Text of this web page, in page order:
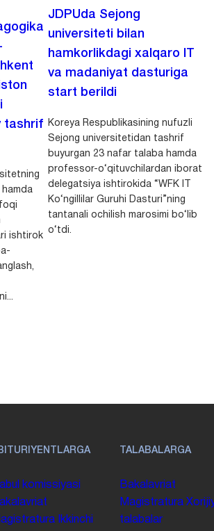
tashrif
ishtirok
JDPUda Sejong
universiteti bilan
hamkorlikdagi xalqaro IT
va madaniyat dasturiga
start berildi
Koreya Respublikasining nufuzli
Sejong universitetidan tashrif
buyurgan 23 nafar talaba hamda
professor-o‘qituvchilardan iborat
delegatsiya ishtirokida “WFK IT
Ko‘ngillilar Guruhi Dasturi”ning
tantanali ochilish marosimi bo‘lib
o‘tdi.
komissiyasi
Ikkinchi
TALABALARGA
Bakalavriat
Magistratura
talabalar